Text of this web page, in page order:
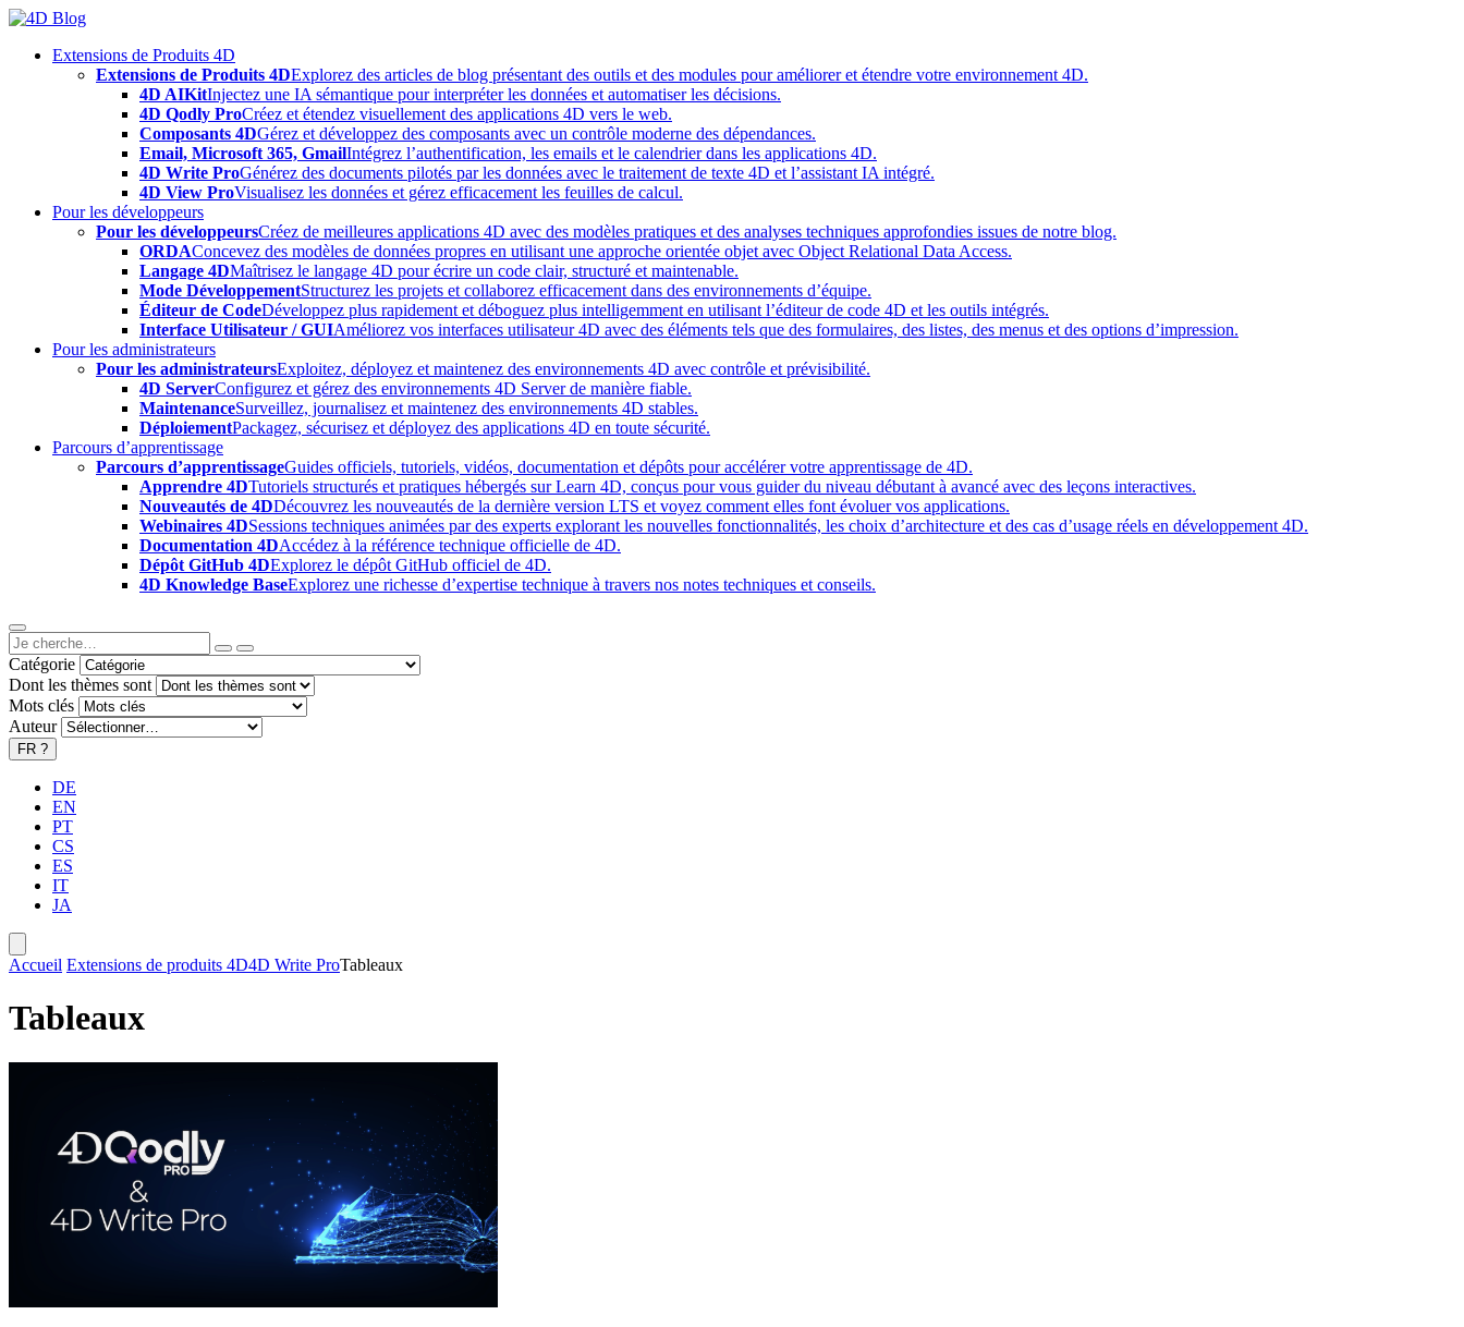
Skip
contentExtensions de Produits 4D
Extensions de Produits 4DExplorez des articles de blog présentant des outils et des modules pour améliorer et étendre votre environnement 4D.
4D AIKitInjectez une IA sémantique pour interpréter les données et automatiser les décisions.
4D Qodly ProCréez et étendez visuellement des applications 4D vers le web.
Composants 4DGérez et développez des composants avec un contrôle moderne des dépendances.
Email, Microsoft 365, GmailIntégrez l’authentification, les emails et le calendrier dans les applications 4D.
4D Write ProGénérez des documents pilotés par les données avec le traitement de texte 4D et l’assistant IA intégré.
4D View ProVisualisez les données et gérez efficacement les feuilles de calcul.
Pour les développeurs
Pour les développeursCréez de meilleures applications 4D avec des modèles pratiques et des analyses techniques approfondies issues de notre blog.
ORDAConcevez des modèles de données propres en utilisant une approche orientée objet avec Object Relational Data Access.
Langage 4DMaîtrisez le langage 4D pour écrire un code clair, structuré et maintenable.
Mode DéveloppementStructurez les projets et collaborez efficacement dans des environnements d’équipe.
Éditeur de CodeDéveloppez plus rapidement et déboguez plus intelligemment en utilisant l’éditeur de code 4D et les outils intégrés.
Interface Utilisateur / GUIAméliorez vos interfaces utilisateur 4D avec des éléments tels que des formulaires, des listes, des menus et des options d’impression.
Pour les administrateurs
Pour les administrateursExploitez, déployez et maintenez des environnements 4D avec contrôle et prévisibilité.
4D ServerConfigurez et gérez des environnements 4D Server de manière fiable.
MaintenanceSurveillez, journalisez et maintenez des environnements 4D stables.
DéploiementPackagez, sécurisez et déployez des applications 4D en toute sécurité.
Parcours d’apprentissage
Parcours d’apprentissageGuides officiels, tutoriels, vidéos, documentation et dépôts pour accélérer votre apprentissage de 4D.
Apprendre 4DTutoriels structurés et pratiques hébergés sur Learn 4D, conçus pour vous guider du niveau débutant à avancé avec des leçons interactives.
Nouveautés de 4DDécouvrez les nouveautés de la dernière version LTS et voyez comment elles font évoluer vos applications.
Webinaires 4DSessions techniques animées par des experts explorant les nouvelles fonctionnalités, les choix d’architecture et des cas d’usage réels en développement 4D.
Documentation 4DAccédez à la référence technique officielle de 4D.
Dépôt GitHub 4DExplorez le dépôt GitHub officiel de 4D.
4D Knowledge BaseExplorez une richesse d’expertise technique à travers nos notes techniques et conseils.
Catégorie
Dont les thèmes sont
Mots clés
Auteur
FR ?
DE
EN
PT
CS
ES
IT
JA
Accueil Extensions de produits 4D4D Write ProTableaux
Tableaux